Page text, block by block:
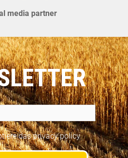
media partner
dasprivacy policy